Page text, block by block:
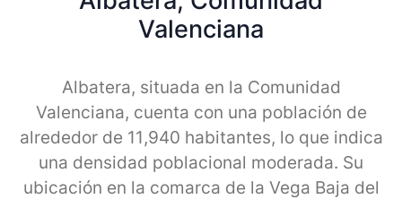
Valenciana
Albatera, situada en la Comunidad
Valenciana, cuenta con una población de
alrededor de 11,940 habitantes, lo que indica
una densidad poblacional moderada. Su
ubicación en la comarca de la Vega Baja del